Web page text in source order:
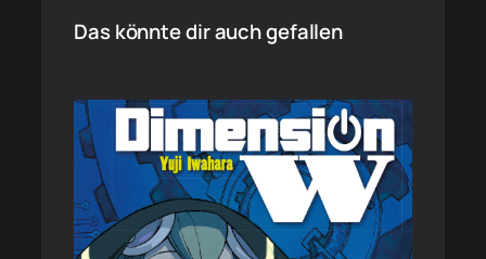
Das könnte dir auch gefallen